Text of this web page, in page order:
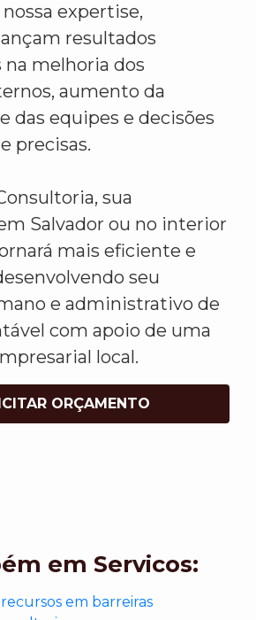
expertise,
resultados
melhoria dos
aumento da
das equipes e decisões
precisas.
sua
Salvador ou no interior
mais eficiente e
seu
e administrativo de
com apoio de uma
local.
ORÇAMENTO
em Servicos:
em barreiras